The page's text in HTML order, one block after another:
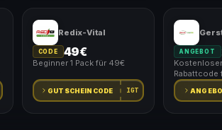
Redix-Vital
CODE 49€
Beginner 1 Pack für 49€
GUTSCHEINCODE IGT
ANGEBOT
Rabattcode